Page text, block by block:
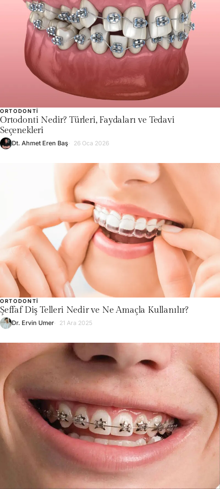
ORTODONTI
Ortodonti Nedir? Türleri, Faydaları ve Tedavi
Seçenekleri
Dt. Ahmet Eren Baş 26 Oca 2026
ORTODONTI
Şeffaf Diş Telleri Nedir ve Ne Amaçla Kullanılır?
Dr. Ervin Umer 21 Ara 2025